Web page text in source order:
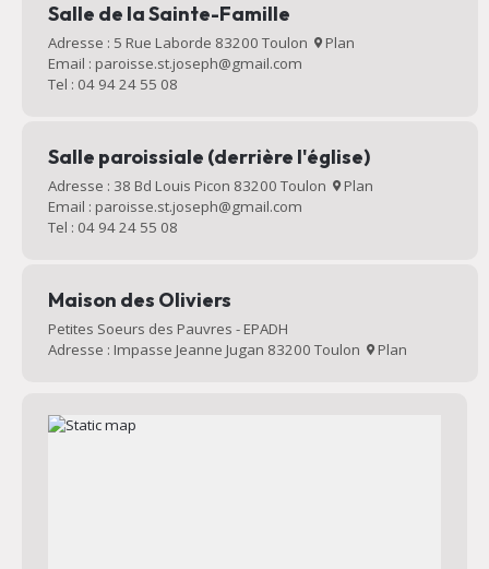
Salle de la Sainte-Famille
Adresse : 5 Rue Laborde 83200 Toulon
Plan
Email : paroisse.st.joseph@gmail.com
Tel : 04 94 24 55 08
Salle paroissiale (derrière l'église)
Adresse : 38 Bd Louis Picon 83200 Toulon
Plan
Email : paroisse.st.joseph@gmail.com
Tel : 04 94 24 55 08
Maison des Oliviers
Petites Soeurs des Pauvres - EPADH
Adresse : Impasse Jeanne Jugan 83200 Toulon
Plan